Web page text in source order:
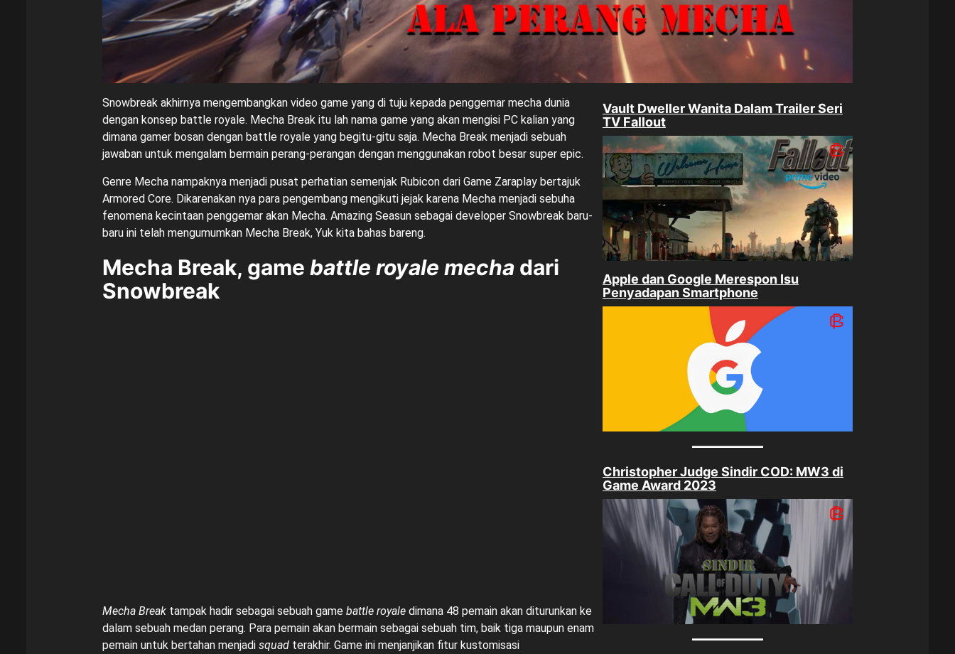
Snowbreak akhirnya mengembangkan video game yang di tuju kepada penggemar mecha dunia
dengan konsep battle royale. Mecha Break itu lah nama game yang akan mengisi PC kalian yang
dimana gamer bosan dengan battle royale yang begitu-gitu saja. Mecha Break menjadi sebuah
jawaban untuk mengalam bermain perang-perangan dengan menggunakan robot besar super epic.
Genre Mecha nampaknya menjadi pusat perhatian semenjak Rubicon dari Game Zaraplaybertajuk
Armored Core. Dikarenakan nya para pengembang mengikuti jejak karena Mecha menjadi sebuha
fenomena kecintaan penggemar akan Mecha. Amazing Seasun sebagai developer Snowbreak baru-
baru ini telah mengumumkan Mecha Break, Yuk kita bahas bareng.
Mecha Break, game battle royale mechadari
Snowbreak
Mecha Breaktampak hadir sebagai sebuah game battle royaledimana 48 pemain akan diturunkan ke
dalam sebuah medan perang. Para pemain akan bermain sebagai sebuah tim, baik tiga maupun enam
pemain untuk bertahan menjadi squadterakhir. Game ini menjanjikan fitur kustomisasi
Vault Dweller Wanita Dalam Trailer Seri
TV Fallout
Apple dan Google Merespon Isu
Penyadapan Smartphone
Christopher Judge Sindir COD: MW3 di
Game Award 2023